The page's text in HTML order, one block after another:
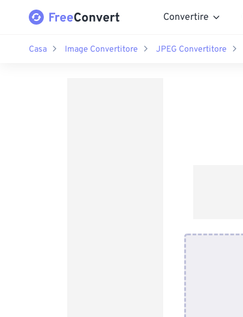
Convertire
Casa Image Convertitore JPEG Convertitore